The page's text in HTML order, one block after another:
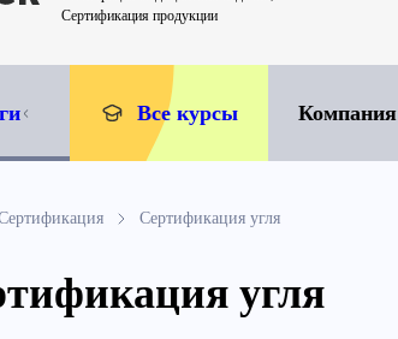
Сертификация продукции
Все курсы Компания
Сертификация угля
угля